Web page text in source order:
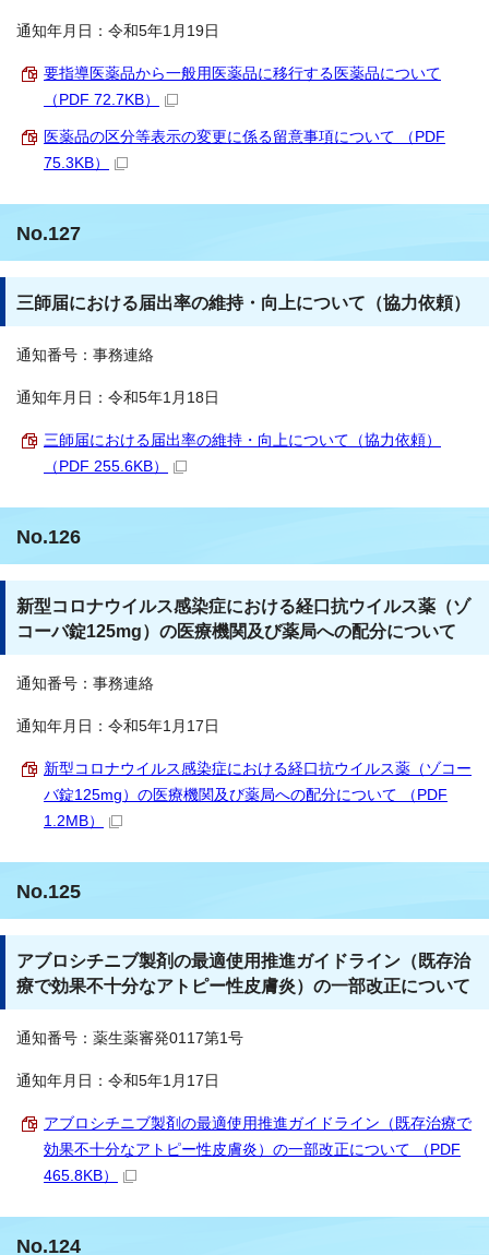
通知年月日：令和5年1月19日
要指導医薬品から一般用医薬品に移行する医薬品について
（PDF 72.7KB）
医薬品の区分等表示の変更に係る留意事項について （PDF
75.3KB）
No.127
三師届における届出率の維持・向上について（協力依頼）
通知番号：事務連絡
通知年月日：令和5年1月18日
三師届における届出率の維持・向上について（協力依頼）
（PDF 255.6KB）
No.126
新型コロナウイルス感染症における経口抗ウイルス薬（ゾ
コーバ錠125mg）の医療機関及び薬局への配分について
通知番号：事務連絡
通知年月日：令和5年1月17日
新型コロナウイルス感染症における経口抗ウイルス薬（ゾコー
バ錠125mg）の医療機関及び薬局への配分について （PDF
1.2MB）
No.125
アブロシチニブ製剤の最適使用推進ガイドライン（既存治
療で効果不十分なアトピー性皮膚炎）の一部改正について
通知番号：薬生薬審発0117第1号
通知年月日：令和5年1月17日
アブロシチニブ製剤の最適使用推進ガイドライン（既存治療で
効果不十分なアトピー性皮膚炎）の一部改正について （PDF
465.8KB）
No.124